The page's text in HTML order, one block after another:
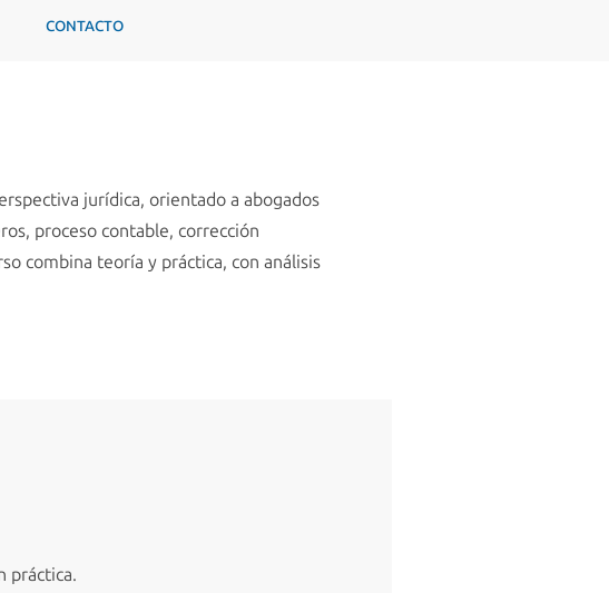
CONTACTO
jurídica, orientado a abogados
proceso contable, corrección
combina teoría y práctica, con análisis
práctica.